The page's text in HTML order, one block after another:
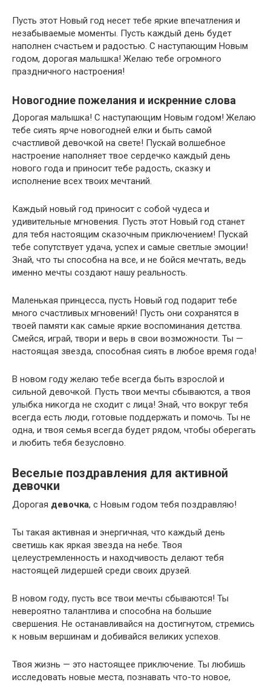
Пусть этот Новый год несет тебе яркие впечатления и
незабываемые моменты. Пусть каждый день будет
наполнен счастьем и радостью. С наступающим Новым
годом, дорогая малышка! Желаю тебе огромного
праздничного настроения!
Новогодние пожелания и искренние слова
Дорогая малышка! С наступающим Новым годом! Желаю
тебе сиять ярче новогодней елки и быть самой
счастливой девочкой на свете! Пускай волшебное
настроение наполняет твое сердечко каждый день
нового года и приносит тебе радость, сказку и
исполнение всех твоих мечтаний.
Каждый новый год приносит с собой чудеса и
удивительные мгновения. Пусть этот Новый год станет
для тебя настоящим сказочным приключением! Пускай
тебе сопутствует удача, успех и самые светлые эмоции!
Знай, что ты способна на все, и не бойся мечтать, ведь
именно мечты создают нашу реальность.
Маленькая принцесса, пусть Новый год подарит тебе
много счастливых мгновений! Пусть они сохранятся в
твоей памяти как самые яркие воспоминания детства.
Смейся, играй, твори и верь в свои возможности. Ты —
настоящая звезда, способная сиять в любое время года!
В новом году желаю тебе всегда быть взрослой и
сильной девочкой. Пусть твои мечты сбываются, а твоя
улыбка никогда не сходит с лица! Знай, что вокруг тебя
всегда есть люди, готовые поддержать и помочь. Ты не
одна, и твоя семья всегда будет рядом, чтобы оберегать
и любить тебя безусловно.
Веселые поздравления для активной
девочки
Дорогая девочка, с Новым годом тебя поздравляю!
Ты такая активная и энергичная, что каждый день
светишь как яркая звезда на небе. Твоя
целеустремленность и находчивость делают тебя
настоящей лидершей среди своих друзей.
В новом году, пусть все твои мечты сбываются! Ты
невероятно талантлива и способна на большие
свершения. Не останавливайся на достигнутом, стремись
к новым вершинам и добивайся великих успехов.
Твоя жизнь — это настоящее приключение. Ты любишь
исследовать новые места, познавать что-то новое,